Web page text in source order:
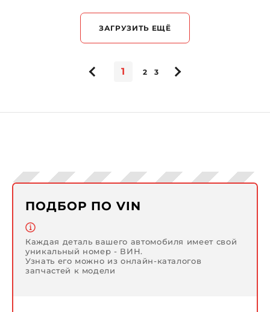
ЗАГРУЗИТЬ ЕЩЁ
1 2 3
ПОДБОР ПО VIN
Каждая деталь вашего автомобиля имеет свой
уникальный номер - ВИН.
Узнать его можно из онлайн-каталогов
запчастей к модели